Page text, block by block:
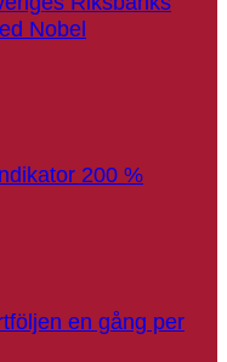
Nobel
200 %
en gång per